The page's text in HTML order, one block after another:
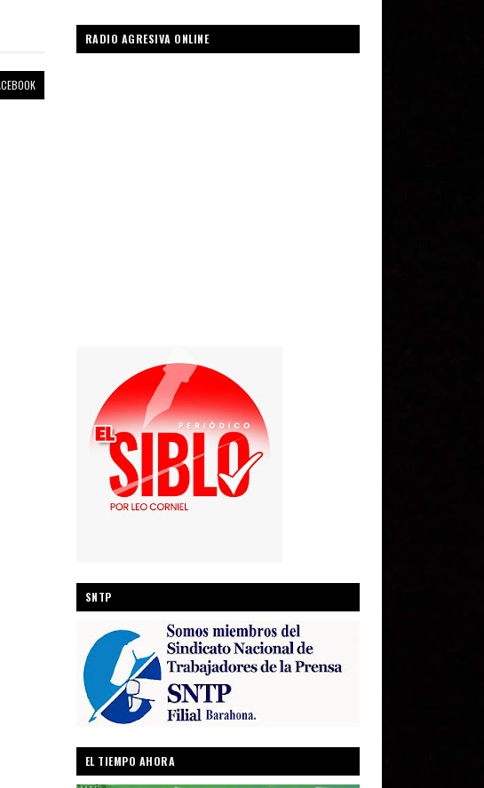
RADIO AGRESIVA ONLINE
SNTP
EL TIEMPO AHORA